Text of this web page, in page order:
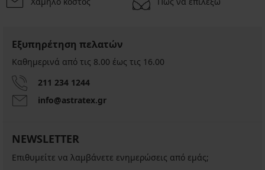
Izzy
ζεστό
28,00
€
Εξυπηρέτηση πελατών
Καθημερινά από τις 8.00 έως τις 16.00
211 234 1244
info@astratex.gr
NEWSLETTER
Επιθυμείτε να λαμβάνετε ενημερώσεις από εμάς;